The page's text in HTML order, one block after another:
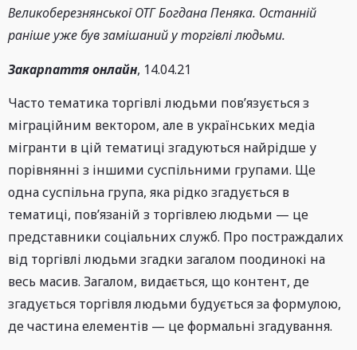
Великоберезнянської ОТГ Богдана Пеняка. Останній
раніше уже був замішаний у торгівлі людьми.
Закарпаття онлайн, 14.04.21
Часто тематика торгівлі людьми пов’язується з
міграційним вектором, але в українських медіа
мігранти в цій тематиці згадуються найрідше у
порівнянні з іншими суспільними групами. Ще
одна суспільна група, яка рідко згадується в
тематиці, пов’язаній з торгівлею людьми — це
представники соціальних служб. Про постраждалих
від торгівлі людьми згадки загалом поодинокі на
весь масив. Загалом, видається, що контент, де
згадується торгівля людьми будується за формулою,
де частина елементів — це формальні згадування.